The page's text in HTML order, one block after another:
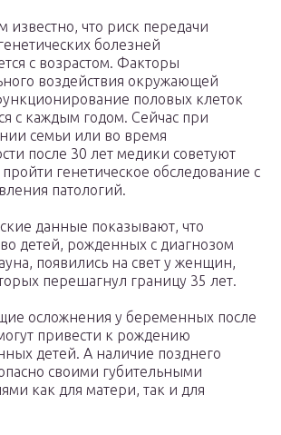
известно, что риск передачи
болезней
с возрастом. Факторы
воздействия окружающей
половых клеток
с каждым годом. Сейчас при
семьи или во время
после 30 лет медики советуют
генетическое обследование с
патологий.
данные показывают, что
детей, рожденных с диагнозом
появились на свет у женщин,
перешагнул границу 35 лет.
осложнения у беременных после
привести к рождению
детей. А наличие позднего
своими губительными
как для матери, так и для